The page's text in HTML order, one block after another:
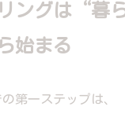
グは“暮
始まる
第一ステップは、